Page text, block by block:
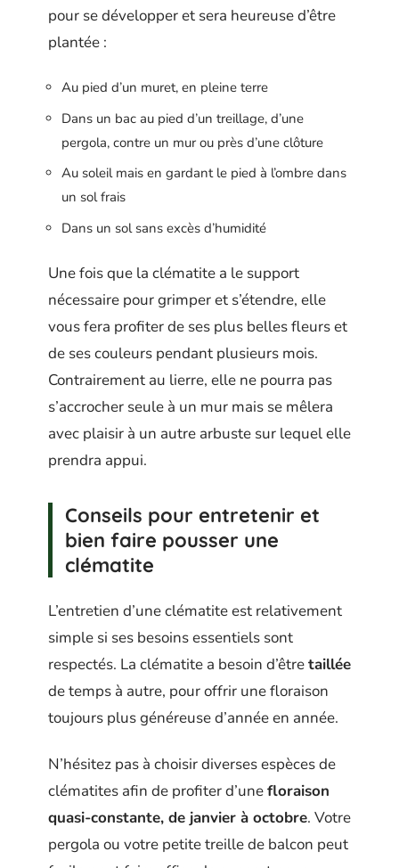
pour se développer et sera heureuse d’être
plantée :
Au pied d’un muret, en pleine terre
Dans un bac au pied d’un treillage, d’une
pergola, contre un mur ou près d’une clôture
Au soleil mais en gardant le pied à l’ombre dans
un sol frais
Dans un sol sans excès d’humidité
Une fois que la clématite a le support
nécessaire pour grimper et s’étendre, elle
vous fera profiter de ses plus belles fleurs et
de ses couleurs pendant plusieurs mois.
Contrairement au lierre, elle ne pourra pas
s’accrocher seule à un mur mais se mêlera
avec plaisir à un autre arbuste sur lequel elle
prendra appui.
Conseils pour entretenir et
bien faire pousser une
clématite
L’entretien d’une clématite est relativement
simple si ses besoins essentiels sont
respectés. La clématite a besoin d’êtretaillée
de temps à autre, pour offrir une floraison
toujours plus généreuse d’année en année.
N’hésitez pas à choisir diverses espèces de
clématites afin de profiter d’unefloraison
quasi-constante, de janvier à octobre. Votre
pergola ou votre petite treille de balcon peut